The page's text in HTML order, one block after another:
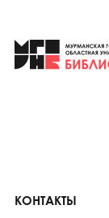
КОНТАКТЫ